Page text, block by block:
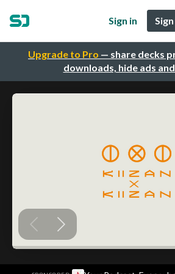
Upgrade to Pro — share decks
downloads, hide ads
Sign in